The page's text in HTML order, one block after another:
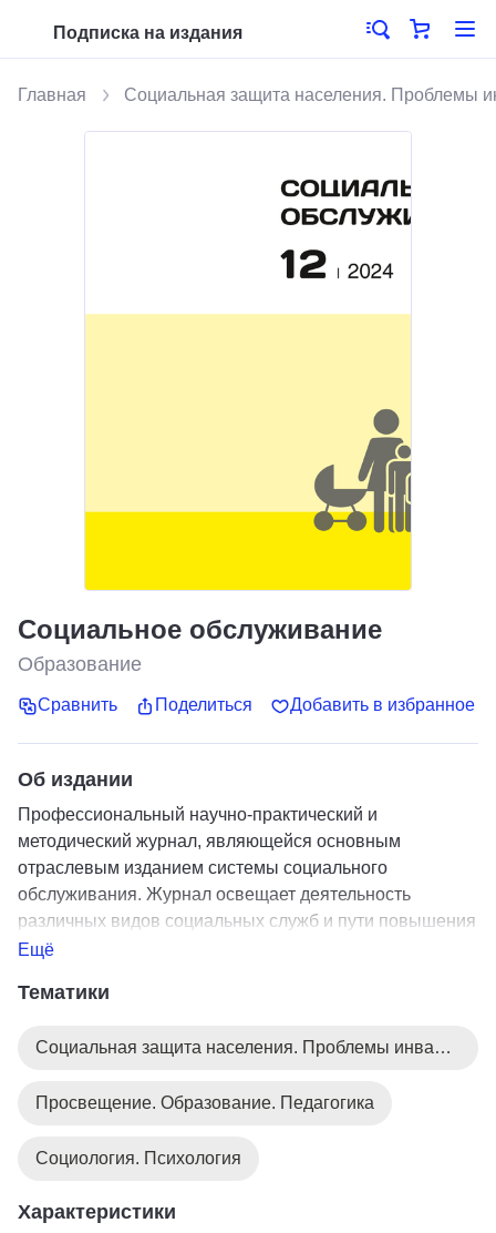
Подписка на издания
Главная Социальная защита населения. Проблемы
Социальное обслуживание
Образование
Сравнить Поделиться Добавить в избранное
Об издании
Профессиональный научно-практический и
методический журнал, являющейся основным
отраслевым изданием системы социального
обслуживания. Журнал освещает деятельность
различных видов социальных служб и пути повышения
ее эффективности, современные технологии и
обслуживания.
Ещё
Тематики
Социальная защита населения. Проблемы инвалидов
Просвещение. Образование. Педагогика
Социология. Психология
Характеристики